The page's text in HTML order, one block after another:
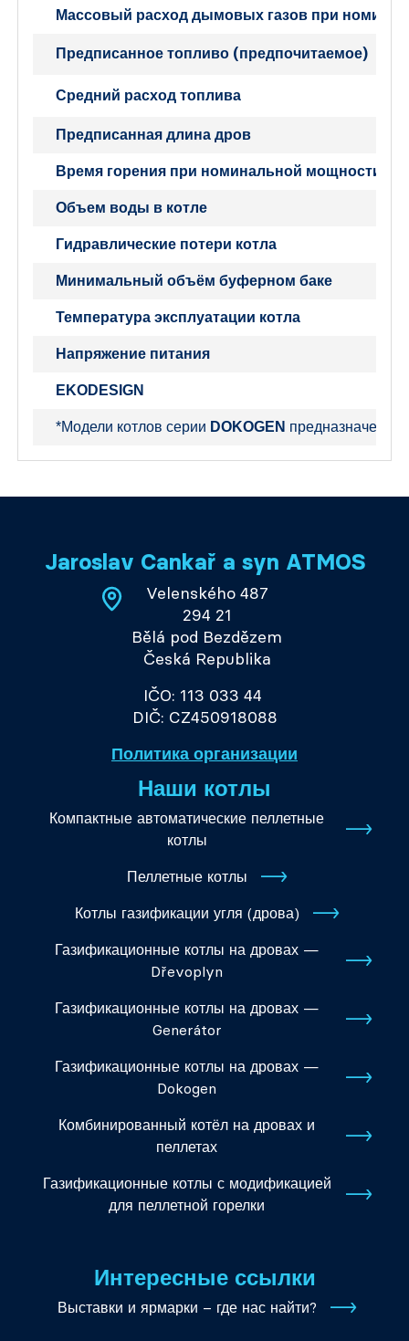
Массовый расход дымовых газов при
Предписанное топливо (предпочитаемое)
Средний расход топлива
Предписанная длина дров
Время горения при номинальной мощности
Объем воды в котле
Гидравлические потери котла
Минимальный объём буферном баке
Температура эксплуатации котла
Напряжение питания
EKODESIGN
*Модели котлов серии DOKOGEN предназначены
Jaroslav Cankař a syn ATMOS
Velenského 487
294 21
Bělá pod Bezdězem
Česká Republika
IČO: 113 033 44
DIČ: CZ450918088
Политика организации
Наши котлы
Компактные автоматические пеллетные
котлы
Пеллетные котлы
Котлы газификации угля (дрова)
Газификационные котлы на дровах —
Dřevoplyn
Газификационные котлы на дровах —
Generátor
Газификационные котлы на дровах —
Dokogen
Комбинированный котёл на дровах и
пеллетах
Газификационные котлы с модификацией
для пеллетной горелки
Интересные ссылки
Выставки и ярмарки – где нас найти?